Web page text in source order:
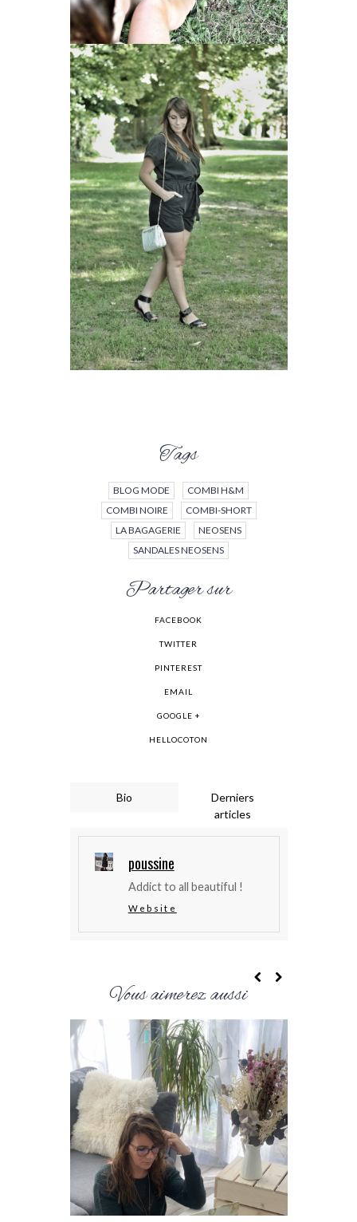
Tags
BLOG MODE
COMBI H&M
COMBI NOIRE
COMBI-SHORT
LA BAGAGERIE
NEOSENS
SANDALES NEOSENS
Partager sur
FACEBOOK
TWITTER
PINTEREST
EMAIL
GOOGLE +
HELLOCOTON
Bio
Derniers
articles
poussine
Addict to all beautiful !
Website
Vous aimerez aussi